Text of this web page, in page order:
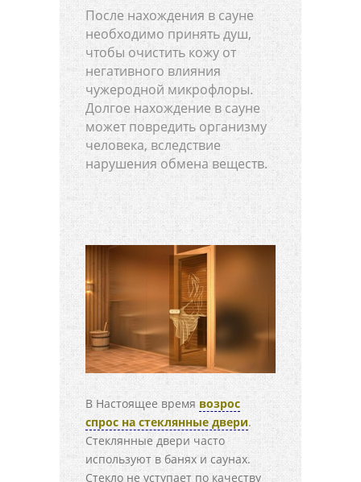
После нахождения в сауне
необходимо принять душ,
чтобы очистить кожу от
негативного влияния
чужеродной микрофлоры.
Долгое нахождение в сауне
может повредить организму
человека, вследствие
нарушения обмена веществ.
В Настоящее время возрос
спрос на стеклянные двери.
Стеклянные двери часто
используют в банях и саунах.
Стекло не уступает по качеству